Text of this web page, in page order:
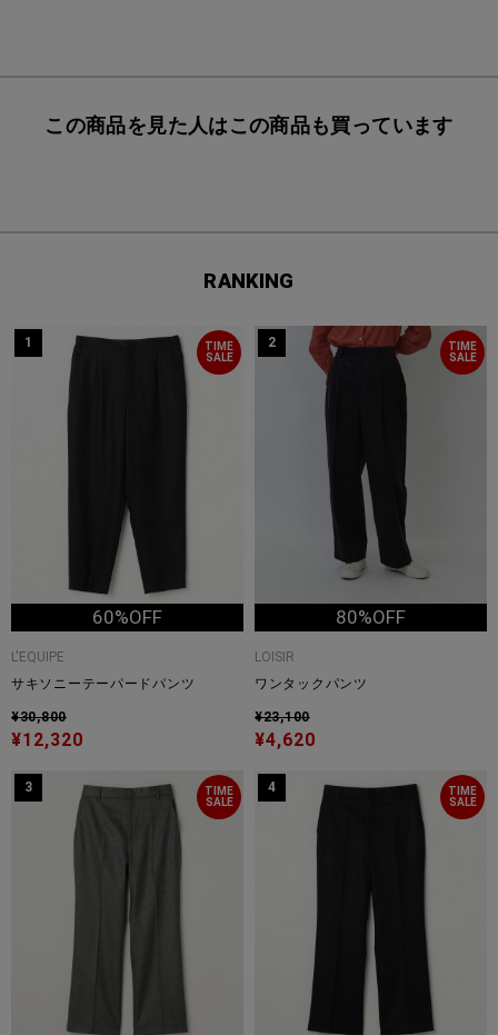
この商品を見た人はこの商品も買っています
RANKING
TIME
SALE
1
60%OFF
L'EQUIPE
サキソニーテーパードパンツ
¥30,800
¥12,320
TIME
SALE
2
80%OFF
LOISIR
ワンタックパンツ
¥23,100
¥4,620
TIME
SALE
3
TIME
SALE
4